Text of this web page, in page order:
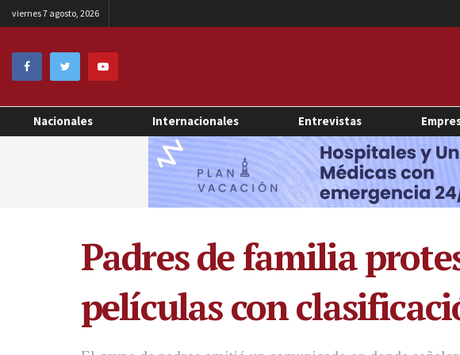
viernes 7 agosto, 2026
Nacionales Internacionales Entrevistas
Padres de familia
películas con